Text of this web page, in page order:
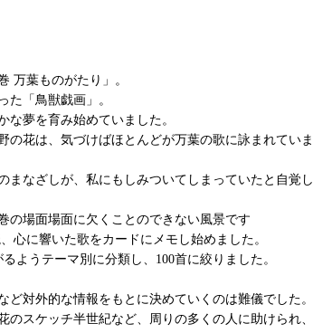
万葉ものがたり」。
た「鳥獣戯画」。
夢を育み始めていました。
の花は、気づけばほとんどが万葉の歌に詠まれていま
まなざしが、私にもしみついてしまっていたと自覚し
の場面場面に欠くことのできない風景です
心に響いた歌をカードにメモし始めました。
ようテーマ別に分類し、100首に絞りました。
対外的な情報をもとに決めていくのは難儀でした。
スケッチ半世紀など、周りの多くの人に助けられ、